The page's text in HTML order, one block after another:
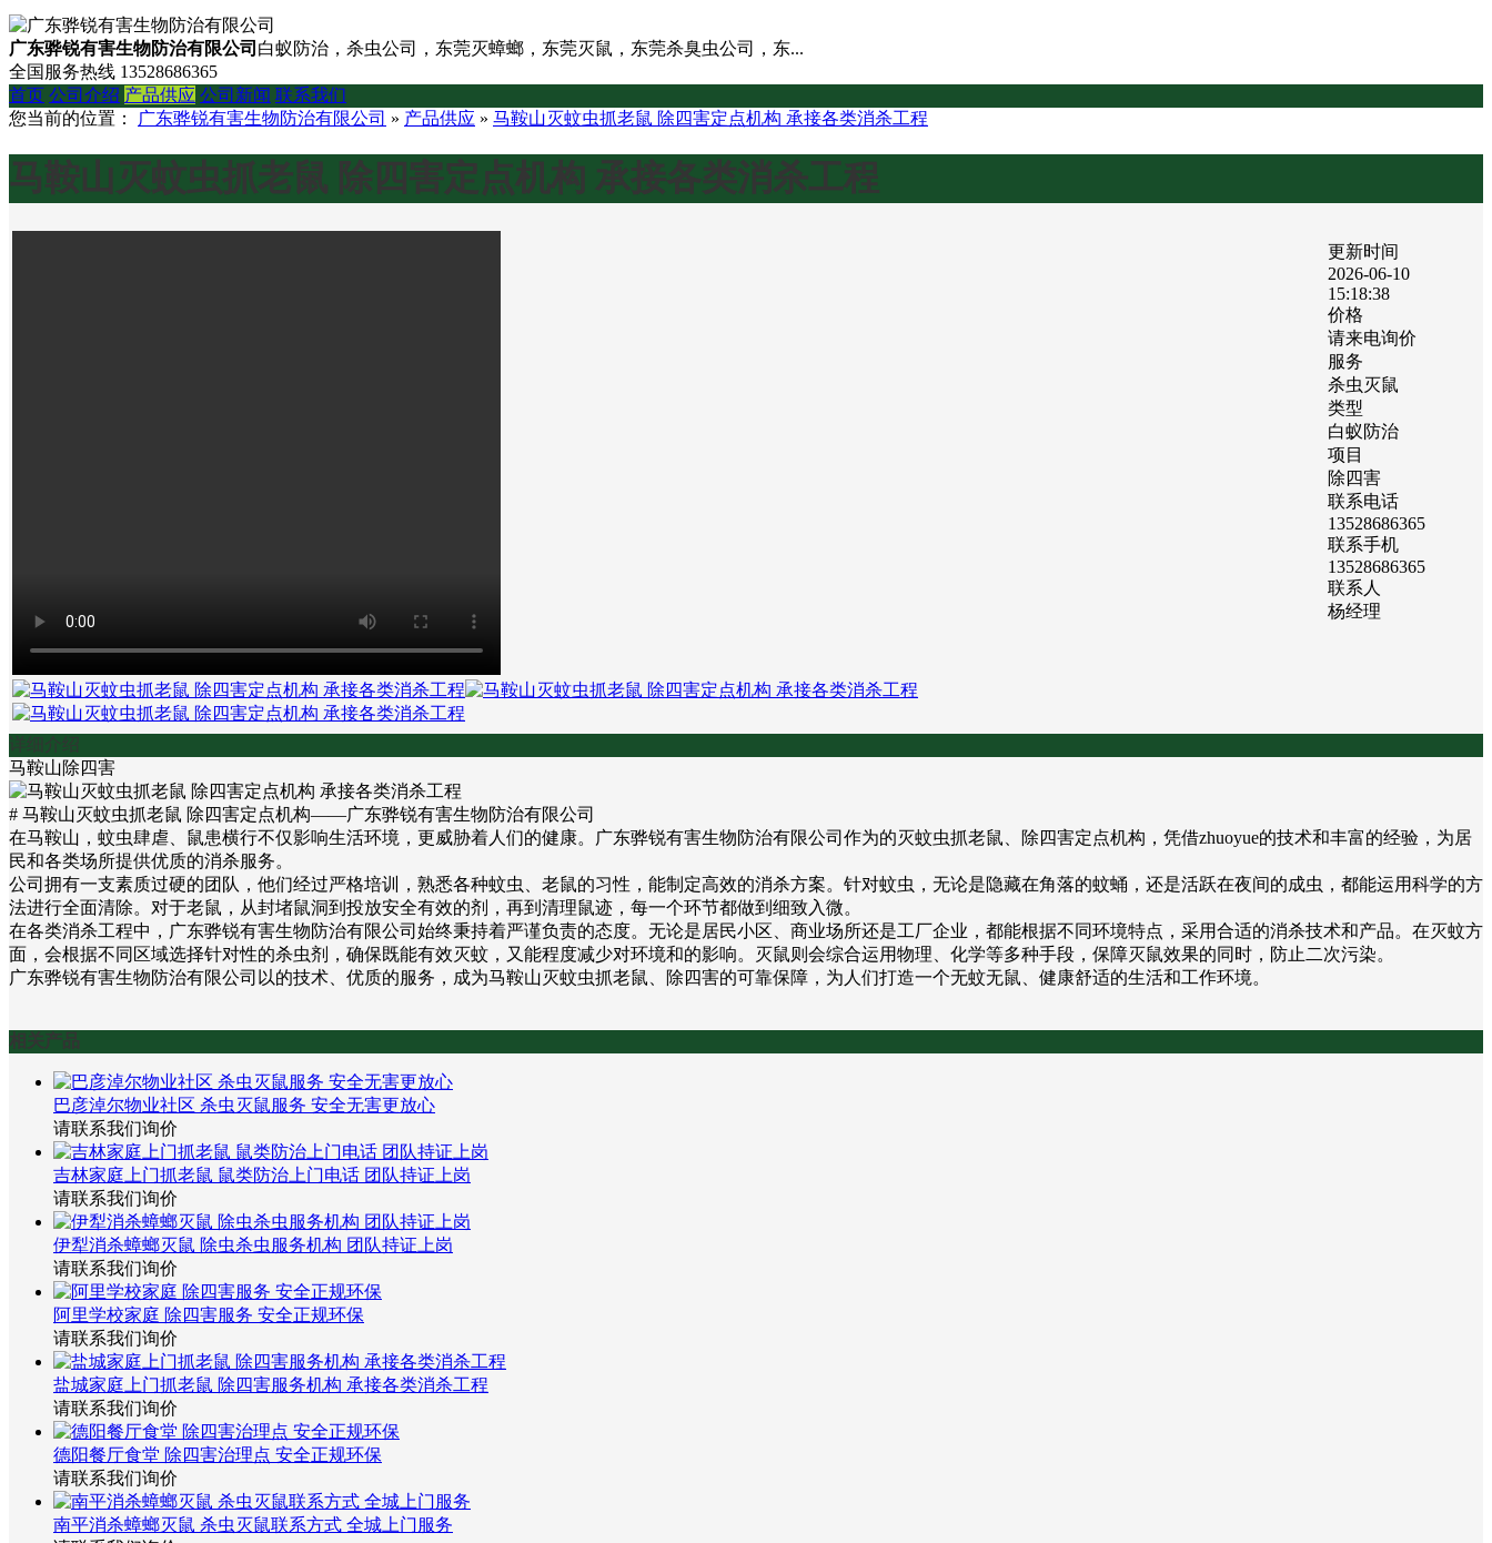
广东骅锐有害生物防治有限公司 白蚁防治，杀虫公司，东莞灭蟑螂，东莞灭鼠，东莞杀臭虫公司，东...
全国服务热线 13528686365
首页 公司介绍 产品供应 公司新闻 联系我们
您当前的位置：
广东骅锐有害生物防治有限公司 » 产品供应 » 马鞍山灭蚊虫抓老鼠 除四害定点机构 承接各类消杀工程
马鞍山灭蚊虫抓老鼠 除四害定点机构 承接各类消杀工程
更新时间
2026-06-10
15:18:38
价格
请来电询价
服务
杀虫灭鼠
类型
白蚁防治
项目
除四害
联系电话
13528686365
联系手机
13528686365
联系人
杨经理
详细介绍
马鞍山除四害
# 马鞍山灭蚊虫抓老鼠 除四害定点机构——广东骅锐有害生物防治有限公司
在马鞍山，蚊虫肆虐、鼠患横行不仅影响生活环境，更威胁着人们的健康。广东骅锐有害生物防治有限公司作为的灭蚊虫抓老鼠、除四害定点机构，凭借zhuoyue的技术和丰富的经验，为居
民和各类场所提供优质的消杀服务。
公司拥有一支素质过硬的团队，他们经过严格培训，熟悉各种蚊虫、老鼠的习性，能制定高效的消杀方案。针对蚊虫，无论是隐藏在角落的蚊蛹，还是活跃在夜间的成虫，都能运用科学的方
法进行全面清除。对于老鼠，从封堵鼠洞到投放安全有效的剂，再到清理鼠迹，每一个环节都做到细致入微。
在各类消杀工程中，广东骅锐有害生物防治有限公司始终秉持着严谨负责的态度。无论是居民小区、商业场所还是工厂企业，都能根据不同环境特点，采用合适的消杀技术和产品。在灭蚊方
面，会根据不同区域选择针对性的杀虫剂，确保既能有效灭蚊，又能程度减少对环境和的影响。灭鼠则会综合运用物理、化学等多种手段，保障灭鼠效果的同时，防止二次污染。
广东骅锐有害生物防治有限公司以的技术、优质的服务，成为马鞍山灭蚊虫抓老鼠、除四害的可靠保障，为人们打造一个无蚊无鼠、健康舒适的生活和工作环境。
相关产品
巴彦淖尔物业社区 杀虫灭鼠服务 安全无害更放心
请联系我们询价
吉林家庭上门抓老鼠 鼠类防治上门电话 团队持证上岗
请联系我们询价
伊犁消杀蟑螂灭鼠 除虫杀虫服务机构 团队持证上岗
请联系我们询价
阿里学校家庭 除四害服务 安全正规环保
请联系我们询价
盐城家庭上门抓老鼠 除四害服务机构 承接各类消杀工程
请联系我们询价
德阳餐厅食堂 除四害治理点 安全正规环保
请联系我们询价
南平消杀蟑螂灭鼠 杀虫灭鼠联系方式 全城上门服务